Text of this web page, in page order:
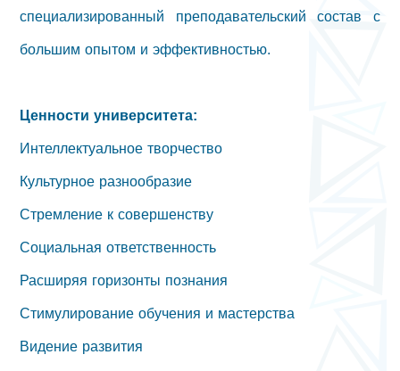
специализированный преподавательский состав с
большим опытом и эффективностью.
Ценности университета:
Интеллектуальное творчество
Культурное разнообразие
Стремление к совершенству
Социальная ответственность
Расширяя горизонты познания
Стимулирование обучения и мастерства
Видение развития